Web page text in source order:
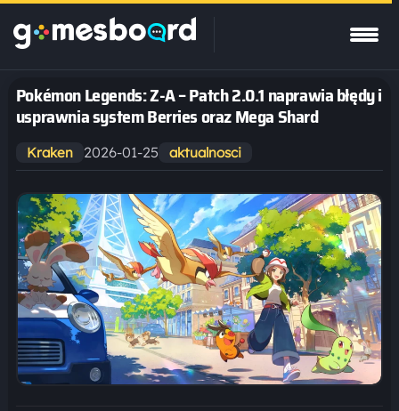
Pokémon Legends: Z-A – Patch 2.0.1 naprawia błędy i
usprawnia system Berries oraz Mega Shard
Kraken 2026-01-25 aktualnosci